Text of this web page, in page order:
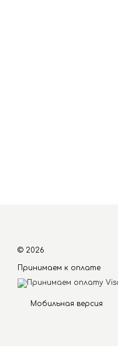
© 2026
Принимаем к оплате
Мобильная версия